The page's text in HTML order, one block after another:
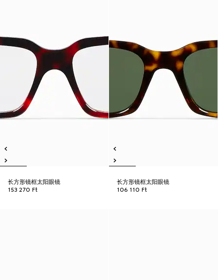
长方形镜框太阳眼镜
153 270 Ft
长方形镜框太阳眼镜
106 110 Ft